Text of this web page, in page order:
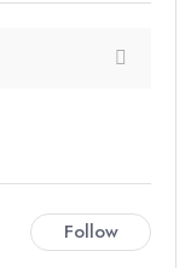
Follow